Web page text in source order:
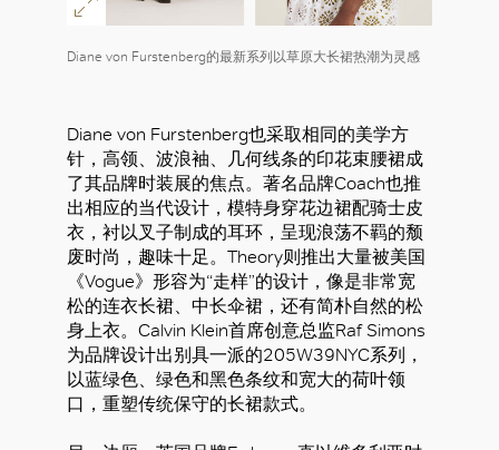
Diane von Furstenberg的最新系列以草原大长裙热潮为灵感
Diane von Furstenberg也采取相同的美学方
针，高领、波浪袖、几何线条的印花束腰裙成
了其品牌时装展的焦点。著名品牌Coach也推
出相应的当代设计，模特身穿花边裙配骑士皮
衣，衬以叉子制成的耳环，呈现浪荡不羁的颓
废时尚，趣味十足。Theory则推出大量被美国
《Vogue》形容为“走样”的设计，像是非常宽
松的连衣长裙、中长伞裙，还有简朴自然的松
身上衣。Calvin Klein首席创意总监Raf Simons
为品牌设计出别具一派的205W39NYC系列，
以蓝绿色、绿色和黑色条纹和宽大的荷叶领
口，重塑传统保守的长裙款式。